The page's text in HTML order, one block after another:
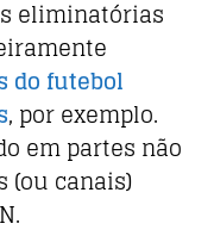
eliminatórias
do futebol
, por exemplo.
em partes não
(ou canais)